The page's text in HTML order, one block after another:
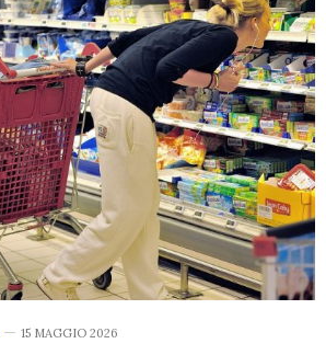
15 MAGGIO 2026